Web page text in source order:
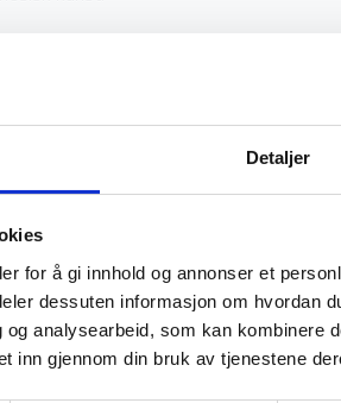
Detaljer
for å gi innhold og annonser et
dessuten informasjon om hvordan
analysearbeid, som kan kombinere
inn gjennom din bruk av tjenestene
og kan være en god
i vurderingen av et teppes verdi,
riktig vedlikehold. Regelmessig
til å rense ulltepper, benyttes fortsatt